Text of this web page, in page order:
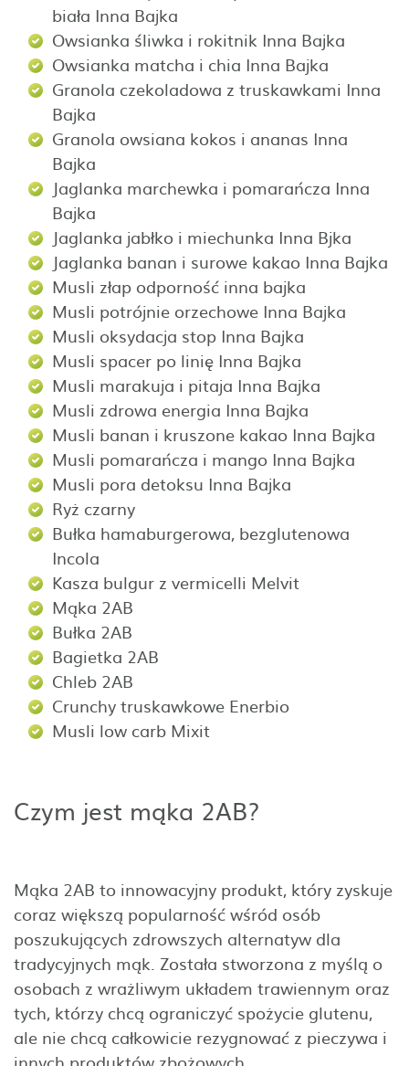
biała Inna Bajka
Owsianka śliwka i rokitnik Inna Bajka
Owsianka matcha i chia Inna Bajka
Granola czekoladowa z truskawkami Inna
Bajka
Granola owsiana kokos i ananas Inna
Bajka
Jaglanka marchewka i pomarańcza Inna
Bajka
Jaglanka jabłko i miechunka Inna Bjka
Jaglanka banan i surowe kakao Inna Bajka
Musli złap odporność inna bajka
Musli potrójnie orzechowe Inna Bajka
Musli oksydacja stop Inna Bajka
Musli spacer po linię Inna Bajka
Musli marakuja i pitaja Inna Bajka
Musli zdrowa energia Inna Bajka
Musli banan i kruszone kakao Inna Bajka
Musli pomarańcza i mango Inna Bajka
Musli pora detoksu Inna Bajka
Ryż czarny
Bułka hamaburgerowa, bezglutenowa
Incola
Kasza bulgur z vermicelli Melvit
Mąka 2AB
Bułka 2AB
Bagietka 2AB
Chleb 2AB
Crunchy truskawkowe Enerbio
Musli low carb Mixit
Czym jest mąka 2AB?
Mąka 2AB to innowacyjny produkt, który zyskuje
coraz większą popularność wśród osób
poszukujących zdrowszych alternatyw dla
tradycyjnych mąk. Została stworzona z myślą o
osobach z wrażliwym układem trawiennym oraz
tych, którzy chcą ograniczyć spożycie glutenu,
ale nie chcą całkowicie rezygnować z pieczywa i